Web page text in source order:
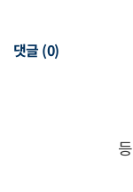
댓글 (0)